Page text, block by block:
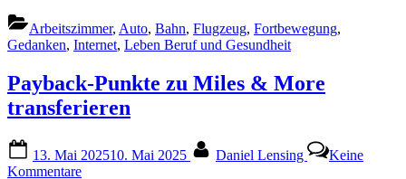
Arbeitszimmer, Auto, Bahn, Flugzeug, Fortbewegung,
Gedanken, Internet, Leben Beruf und Gesundheit
Payback-Punkte zu Miles & More
transferieren
on
13. Mai 202510. Mai 2025 Daniel Lensing
Keine
Kommentarezu